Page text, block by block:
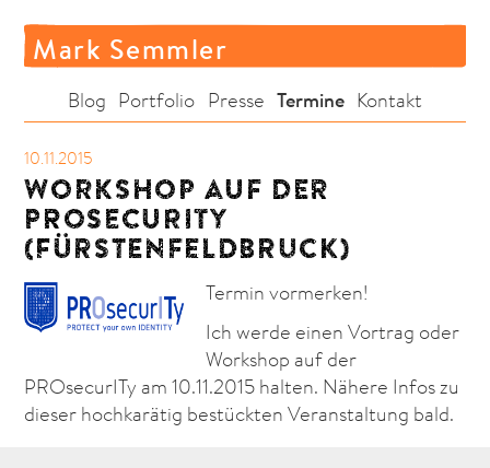
Mark Semmler
Blog Portfolio Presse Termine Kontakt
10.11.2015
WORKSHOP AUF DER
PROSECURITY
(FÜRSTENFELDBRUCK)
Termin vormerken!
Ich werde einen Vortrag oder
Workshop auf der
PROsecurITy am 10.11.2015 halten. Nähere Infos zu
dieser hochkarätig bestückten Veranstaltung bald.